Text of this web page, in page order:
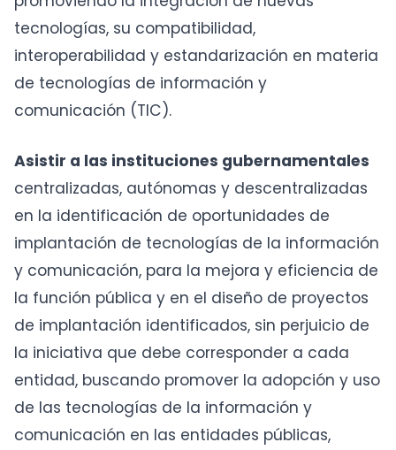
tecnologías, su compatibilidad,
interoperabilidad y estandarización en materia
de tecnologías de información y
comunicación (TIC).
Asistir a las instituciones gubernamentales
centralizadas, autónomas y descentralizadas
en la identificación de oportunidades de
implantación de tecnologías de la información
y comunicación, para la mejora y eficiencia de
la función pública y en el diseño de proyectos
de implantación identificados, sin perjuicio de
la iniciativa que debe corresponder a cada
entidad, buscando promover la adopción y uso
de las tecnologías de la información y
comunicación en las entidades públicas,